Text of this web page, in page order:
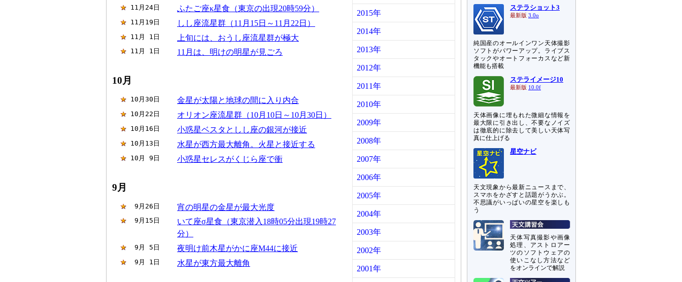
11月24日 ふたご座κ星食（東京の出現20時59分）
11月19日 しし座流星群（11月15日～11月22日）
11月 1日 上旬には、おうし座流星群が極大
11月 1日 11月は、明けの明星が見ごろ
10月
10月30日 金星が太陽と地球の間に入り内合
10月22日 オリオン座流星群（10月10日～10月30日）
10月16日 小惑星ベスタとしし座の銀河が接近
10月13日 水星が西方最大離角。火星と接近する
10月 9日 小惑星セレスがくじら座で衝
9月
9月26日 宵の明星の金星が最大光度
9月15日
いて座σ星食（東京潜入18時05分出現19時27
分）
9月 5日 夜明け前木星がかに座M44に接近
9月 1日 水星が東方最大離角
2015年
2014年
2013年
2012年
2011年
2010年
2009年
2008年
2007年
2006年
2005年
2004年
2003年
2002年
2001年
ステラショット3
最新版 3.0o
純国産のオールインワン天体撮影
ソフトがパワーアップ。ライブス
タックやオートフォーカスなど新
機能も搭載
ステライメージ10
最新版 10.0f
天体画像に埋もれた微細な情報を
最大限に引き出し、不要なノイズ
は徹底的に除去して美しい天体写
真に仕上げる
星空ナビ
天文現象から最新ニュースまで、
スマホをかざすと話題がうかぶ。
不思議がいっぱいの星空を楽しも
う
天体写真撮影や画像
処理、アストロアー
ツのソフトウェアの
使いこなし方法など
をオンラインで解説